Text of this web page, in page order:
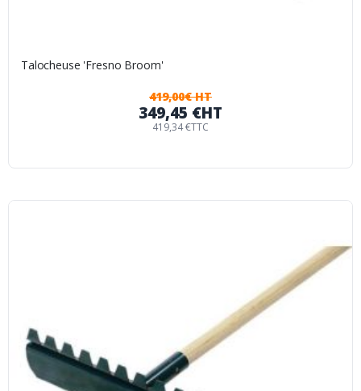
Talocheuse 'Fresno Broom'
419,00€ HT
349,45 €HT
419,34 €TTC